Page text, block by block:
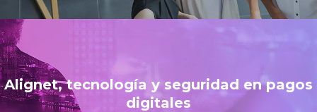
Alignet, tecnología y seguridad en pagos
digitales